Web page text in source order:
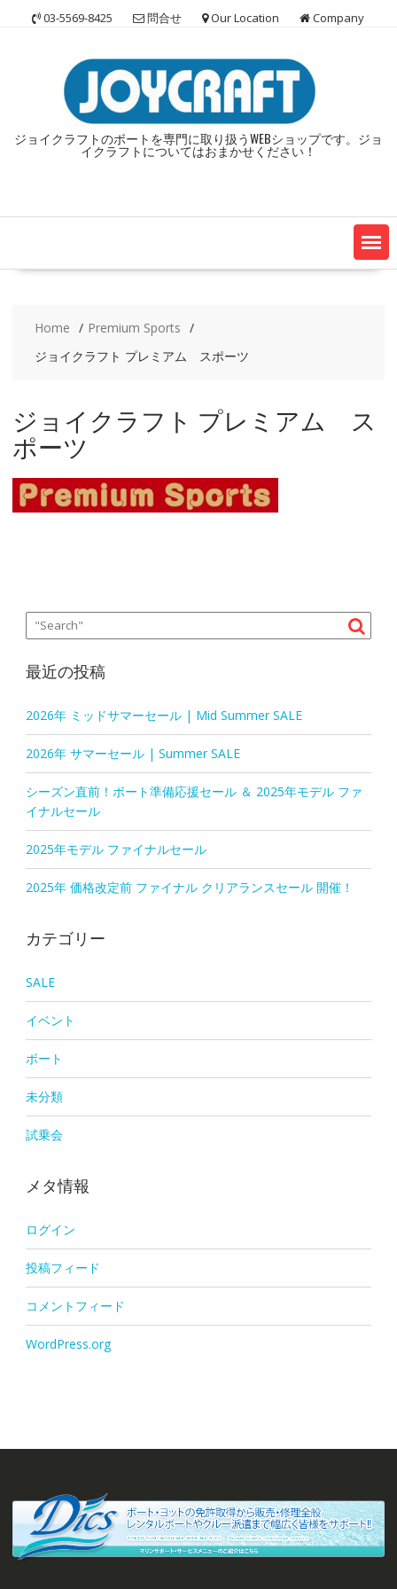
03-5569-8425 問合せ Our Location Company
ジョイクラフトのボートを専門に取り扱うWEBショップです。ジョ
イクラフトについてはおまかせください！
Home
Premium Sports
ジョイクラフト プレミアム スポーツ
ジョイクラフト プレミアム ス
ポーツ
最近の投稿
2026年 ミッドサマーセール | Mid Summer SALE
2026年 サマーセール | Summer SALE
シーズン直前！ボート準備応援セール ＆ 2025年モデル ファ
イナルセール
2025年モデル ファイナルセール
2025年 価格改定前 ファイナル クリアランスセール 開催！
カテゴリー
SALE
イベント
ボート
未分類
試乗会
メタ情報
ログイン
投稿フィード
コメントフィード
WordPress.org